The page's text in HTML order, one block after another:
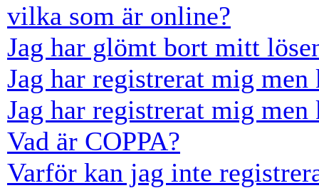
vilka som är online?
Jag har glömt bort mitt
Jag har registrerat mig
Jag har registrerat mig
Vad är COPPA?
Varför kan jag inte